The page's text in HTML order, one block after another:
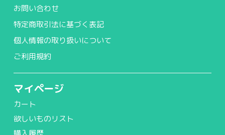
お問い合わせ
特定商取引法に基づく表記
個人情報の取り扱いについて
ご利用規約
マイページ
カート
欲しいものリスト